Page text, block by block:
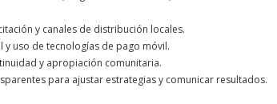
y canales de distribución locales.
uso de tecnologías de pago móvil.
y apropiación comunitaria.
para ajustar estrategias y comunicar resultados.